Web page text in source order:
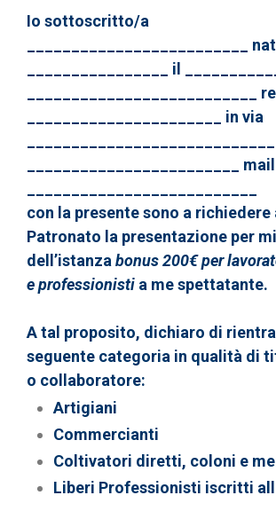
Io sottoscritto/a
_________________________
________________ il
__________________________
______________________ in via
________________________ mail
con la presente sono a richiedere
Patronato la presentazione per
dell’istanza bonus 200€ per
e professionisti a me spettatante.
A tal proposito, dichiaro di
seguente categoria in qualità di
o collaboratore:
Artigiani
Commercianti
Coltivatori diretti, coloni e
Liberi Professionisti iscritti